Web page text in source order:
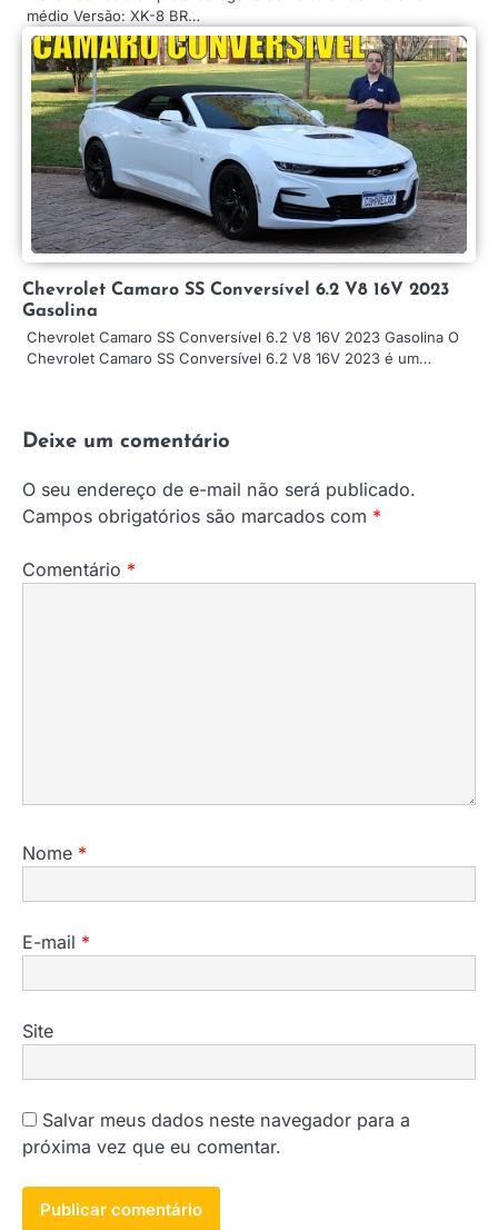
médio Versão: XK-8 BR…
Chevrolet Camaro SS Conversível 6.2 V8 16V 2023
Gasolina
Chevrolet Camaro SS Conversível 6.2 V8 16V 2023 Gasolina O
Chevrolet Camaro SS Conversível 6.2 V8 16V 2023 é um…
Deixe um comentário
O seu endereço de e-mail não será publicado.
Campos obrigatórios são marcados com *
Comentário *
Nome *
E-mail *
Site
Salvar meus dados neste navegador para a
próxima vez que eu comentar.